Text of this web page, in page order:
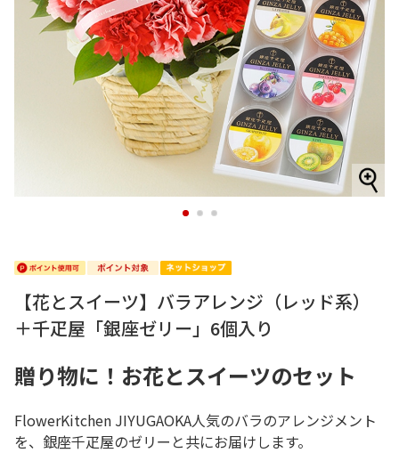
1 2 3
【花とスイーツ】バラアレンジ（レッド系）
＋千疋屋「銀座ゼリー」6個入り
贈り物に！お花とスイーツのセット
FlowerKitchen JIYUGAOKA人気のバラのアレンジメント
を、銀座千疋屋のゼリーと共にお届けします。